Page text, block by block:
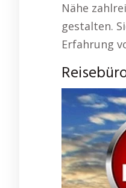
Nähe
gestalten.
Erfahrung